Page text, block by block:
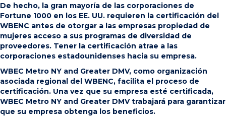
De hecho, la gran mayoría de las corporaciones de
Fortune 1000 en los EE. UU. requieren la certificación del
WBENC antes de otorgar a las empresas propiedad de
mujeres acceso a sus programas de diversidad de
proveedores. Tener la certificación atrae a las
corporaciones estadounidenses hacia su empresa.
WBEC Metro NY and Greater DMV, como organización
asociada regional del WBENC, facilita el proceso de
certificación. Una vez que su empresa esté certificada,
WBEC Metro NY and Greater DMV trabajará para garantizar
que su empresa obtenga los beneficios.